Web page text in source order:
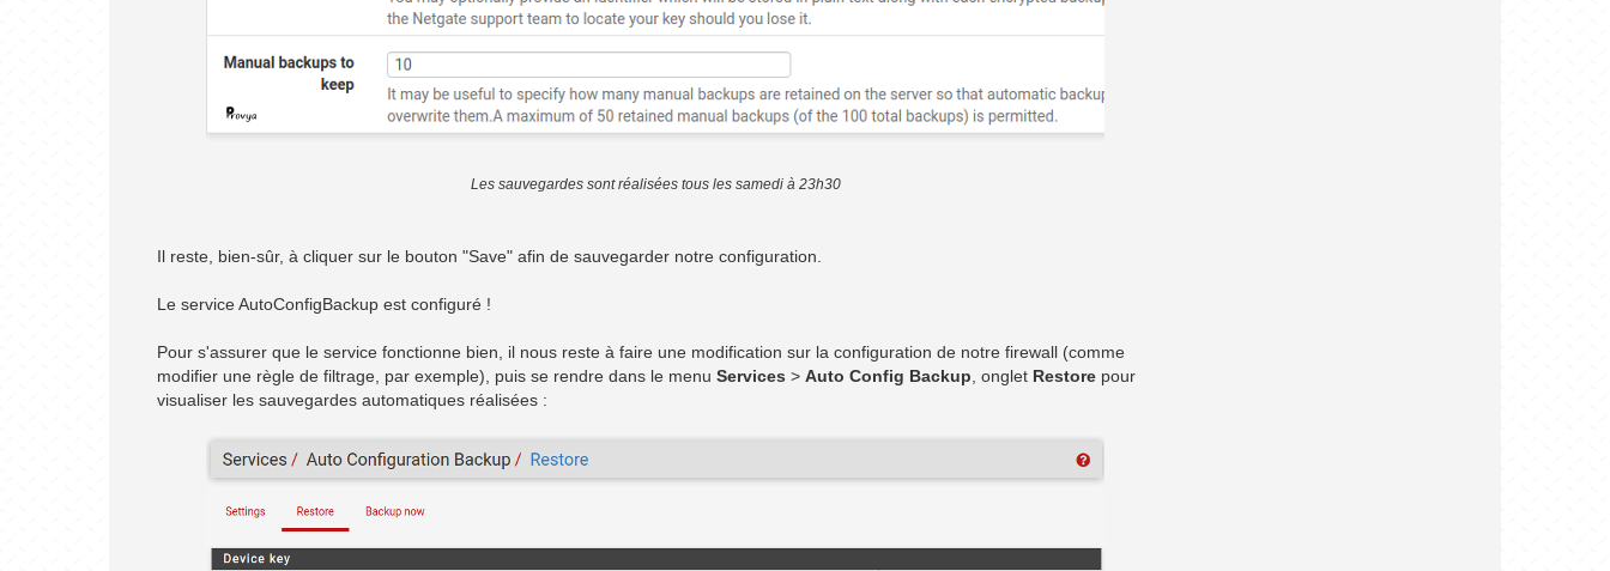
Les sauvegardes sont réalisées tous les samedi à 23h30
Il reste, bien-sûr, à cliquer sur le bouton "Save" afin de sauvegarder notre configuration.
Le service AutoConfigBackup est configuré !
Pour s'assurer que le service fonctionne bien, il nous reste à faire une modification sur la configuration de notre firewall (comme
modifier une règle de filtrage, par exemple), puis se rendre dans le menu Services > Auto Config Backup, onglet Restore pour
visualiser les sauvegardes automatiques réalisées :